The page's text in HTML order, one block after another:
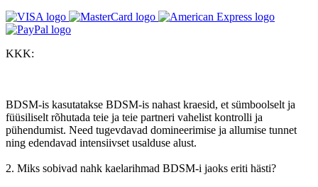
KKK:
BDSM-is kasutatakse BDSM-is nahast kraesid, et sümboolselt ja
füüsiliselt rõhutada teie ja teie partneri vahelist kontrolli ja
pühendumist. Need tugevdavad domineerimise ja allumise tunnet
ning edendavad intensiivset usalduse alust.
2. Miks sobivad nahk kaelarihmad BDSM-i jaoks eriti hästi?